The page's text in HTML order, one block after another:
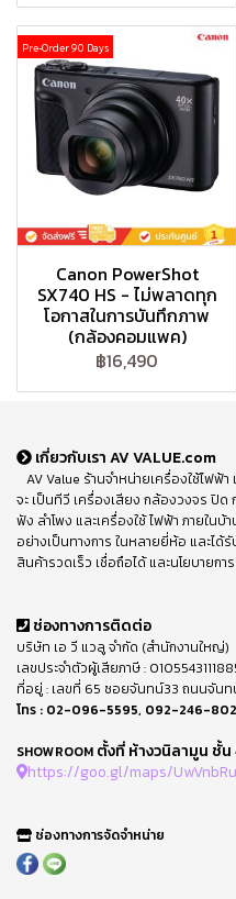
Pre-Order 90 Days
Canon PowerShot
SX740 HS - ไม่พลาดทุก
โอกาสในการบันทึกภาพ
(กล้องคอมแพค)
฿16,490
เกี่ยวกับเรา AV VALUE.com
AV Value ร้านจำหน่ายเครื่องใช้ไฟ
จะ เป็นทีวี เครื่องเสียง กล้องวงจร ปิ
ฟัง ลำโพง และเครื่องใช้ ไฟฟ้า ภายใน
อย่างเป็นทางการ ในหลายยี่ห้อ และไ
สินค้ารวดเร็ว เชื่อถือได้ และนโยบายก
ช่องทางการติดต่อ
บริษัท เอ วี แวลู จำกัด (สำนักงานใหญ่)
เลขประจำตัวผู้เสียภาษี :
ที่อยู่ : เลขที่ 65 ซอยจันทน์33 ถนนจันท
โทร : 02-096-5595, 092-246-
SHOWROOM ตั้งที่ ห้างวนิลามูน ชั้น
https://goo.gl/maps/
ช่องทางการจัดจำหน่าย